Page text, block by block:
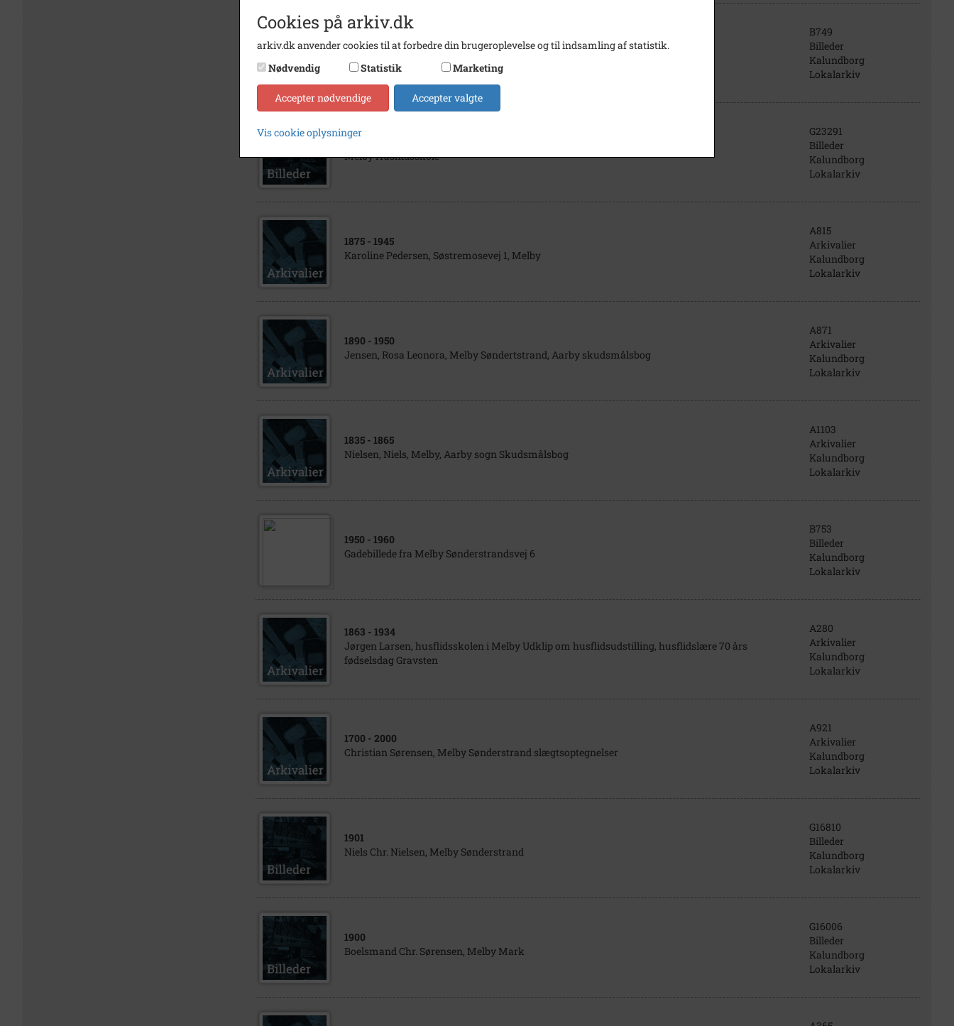
1940- 1950
B749
Billeder
Kalundborg
Lokalarkiv
1906
Melby Husflidsskole
G23291
Billeder
Kalundborg
Lokalarkiv
1875 - 1945
Karoline Pedersen, Søstremosevej 1, Melby
A815
Arkivalier
Kalundborg
Lokalarkiv
1890 - 1950
Jensen, Rosa Leonora, Melby Søndertstrand, Aarby skudsmålsbog
A871
Arkivalier
Kalundborg
Lokalarkiv
1835 - 1865
Nielsen, Niels, Melby, Aarby sogn Skudsmålsbog
A1103
Arkivalier
Kalundborg
Lokalarkiv
1950 - 1960
Gadebillede fra Melby Sønderstrandsvej 6
B753
Billeder
Kalundborg
Lokalarkiv
1863 - 1934
Jørgen Larsen, husflidsskolen i Melby Udklip om husflidsudstilling, husflidslære 70 års
fødselsdag Gravsten
A280
Arkivalier
Kalundborg
Lokalarkiv
1700 - 2000
Christian Sørensen, Melby Sønderstrand slægtsoptegnelser
A921
Arkivalier
Kalundborg
Lokalarkiv
1901
Niels Chr. Nielsen, Melby Sønderstrand
G16810
Billeder
Kalundborg
Lokalarkiv
1900
Boelsmand Chr. Sørensen, Melby Mark
G16006
Billeder
Kalundborg
Lokalarkiv
Cookies på arkiv.dk
arkiv.dk anvender cookies til at forbedre din brugeroplevelse og til indsamling af statistik.
Nødvendig
Statistik Marketing
Accepter nødvendige Accepter valgte
Vis cookie oplysninger